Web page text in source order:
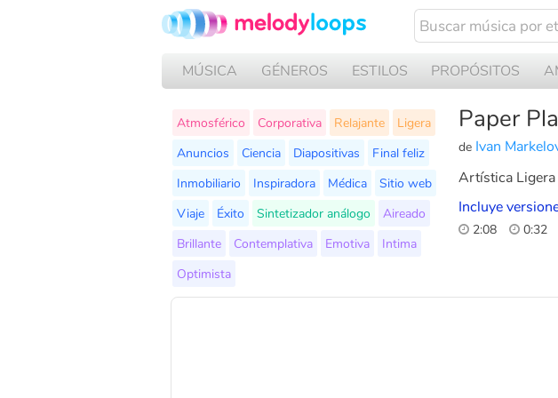
MÚSICA GÉNEROS ESTILOS PROPÓSITOS
Paper
de Ivan
Atmosférico Corporativa Relajante
Ligera
Anuncios
Ciencia Diapositivas
Final feliz
Inmobiliario
Inspiradora Médica
Sitio web
Viaje
Éxito Sintetizador análogo
Aireado
Brillante
Contemplativa Emotiva
Intima
Optimista
Artística
Incluye
2:08 0:32